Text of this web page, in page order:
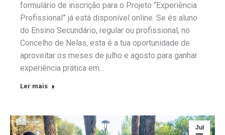
formulário de inscrição para o Projeto “Experiência
Profissional” já está disponível online. Se és aluno
do Ensino Secundário, regular ou profissional, no
Concelho de Nelas, esta é a tua oportunidade de
aproveitar os meses de julho e agosto para ganhar
experiência prática em…
Ler mais
Jul